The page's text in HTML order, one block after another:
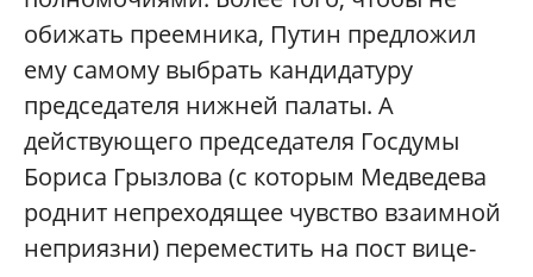
обижать преемника, Путин предложил
ему самому выбрать кандидатуру
председателя нижней палаты. А
действующего председателя Госдумы
Бориса Грызлова (с которым Медведева
роднит непреходящее чувство взаимной
неприязни) переместить на пост вице-